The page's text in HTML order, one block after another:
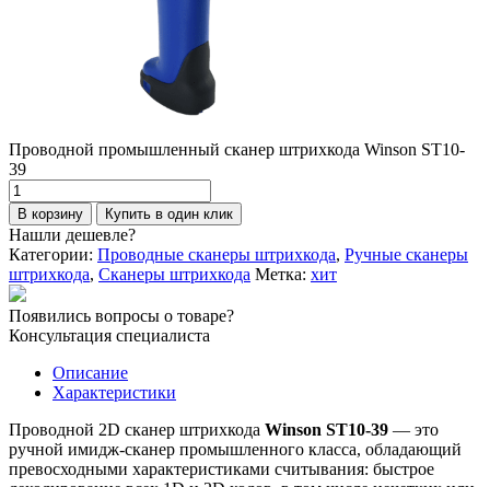
Проводной промышленный сканер штрихкода Winson ST10-
39
Количество
товара
Проводной
промышленный
сканер
штрихкода
Winson
ST10-
39
В корзину Купить в один клик
Нашли дешевле?
Категории: Проводные сканеры штрихкода, Ручные сканеры
штрихкода, Сканеры штрихкода Метка: хит
Появились вопросы о товаре?
Консультация специалиста
Описание
Характеристики
Проводной 2D сканер штрихкода Winson ST10-39 — это
ручной имидж-сканер промышленного класса, обладающий
превосходными характеристиками считывания: быстрое